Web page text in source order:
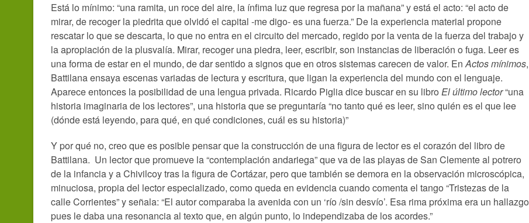
Está lo mínimo: “una ramita, un roce del aire, la ínfima luz que regresa por la mañana” y está el acto: “el acto de
mirar, de recoger la piedrita que olvidó el capital -me digo- es una fuerza.” De la experiencia material propone
rescatar lo que se descarta, lo que no entra en el circuito del mercado, regido por la venta de la fuerza del trabajo y
la apropiación de la plusvalía. Mirar, recoger una piedra, leer, escribir, son instancias de liberación o fuga. Leer es
una forma de estar en el mundo, de dar sentido a signos que en otros sistemas carecen de valor. EnActos mínimos,
Battilana ensaya escenas variadas de lectura y escritura, que ligan la experiencia del mundo con el lenguaje.
Aparece entonces la posibilidad de una lengua privada. Ricardo Piglia dice buscar en su libro El último lector“una
historia imaginaria de los lectores”, una historia que se preguntaría “no tanto qué es leer, sino quién es el que lee
(dónde está leyendo, para qué, en qué condiciones, cuál es su historia)”
Y por qué no, creo que es posible pensar que la construcción de una figura de lector es el corazón del libro de
Battilana. Un lector que promueve la “contemplación andariega” que va de las playas de San Clemente al potrero
de la infancia y a Chivilcoy tras la figura de Cortázar, pero que también se demora en la observación microscópica,
minuciosa, propia del lector especializado, como queda en evidencia cuando comenta el tango “Tristezas de la
calle Corrientes” y señala: “El autor comparaba la avenida con un ‘río /sin desvío’. Esa rima próxima era un hallazgo
pues le daba una resonancia al texto que, en algún punto, lo independizaba de los acordes.”